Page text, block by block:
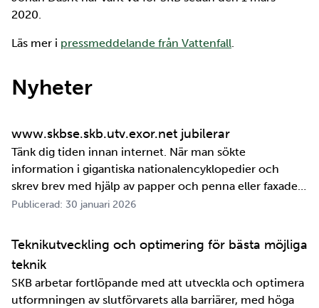
2020.
Läs mer i pressmeddelande från Vattenfall.
Nyheter
www.skbse.skb.utv.exor.net jubilerar
Tänk dig tiden innan internet. När man sökte
information i gigantiska nationalencyklopedier och
skrev brev med hjälp av papper och penna eller faxade
om ett meddelande skulle fram snabbt. Det är inte
perspektiv i alla fall. För oss på SKB är det …
Publicerad: 30 januari 2026
Teknikutveckling och optimering för bästa möjliga
teknik
SKB arbetar fortlöpande med att utveckla och optimera
utformningen av slutförvarets alla barriärer, med höga